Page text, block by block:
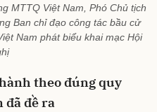
MTTQ Việt Nam, Phó Chủ tịch
Ban chỉ đạo công tác bầu cử
Nam phát biểu khai mạc Hội
theo đúng quy
đề ra